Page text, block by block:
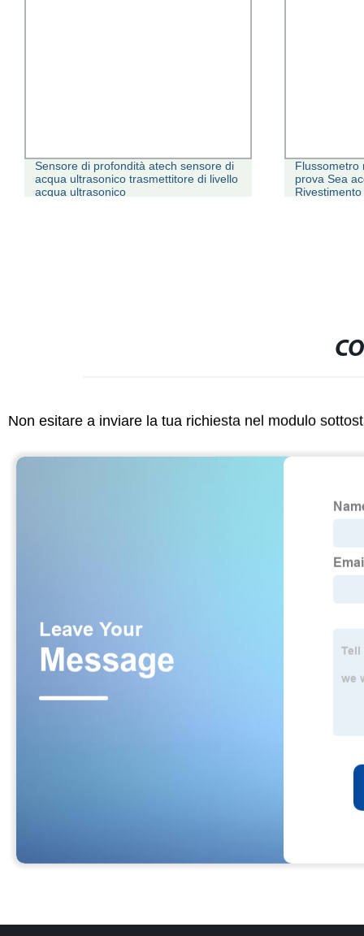
Sensore di profondità atech sensore di
acqua ultrasonico trasmettitore di livello
acqua ultrasonico
Flussometro
prova Sea
Non esitare a inviare la tua richiesta nel modulo